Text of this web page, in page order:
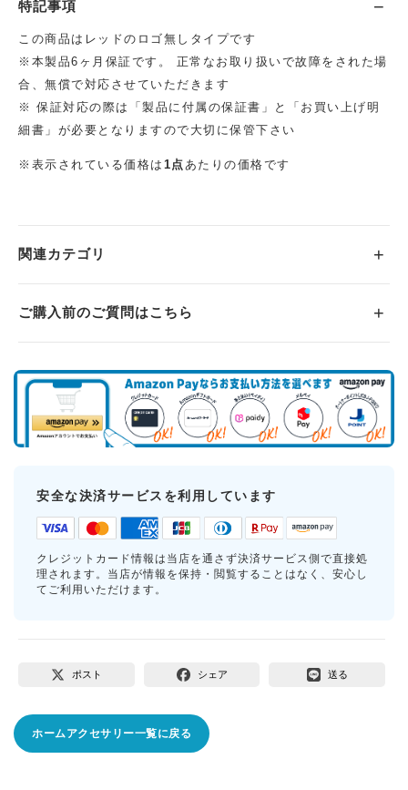
特記事項
この商品はレッドのロゴ無しタイプです
※本製品6ヶ月保証です。 正常なお取り扱いで故障をされた場
合、無償で対応させていただきます
※ 保証対応の際は「製品に付属の保証書」と「お買い上げ明
細書」が必要となりますので大切に保管下さい
※表示されている価格は 1点あたりの価格です
関連カテゴリ
ご購入前のご質問はこちら
安全な決済サービスを利用しています
クレジットカード情報は当店を通さず決済サービス側で直接処
理されます。当店が情報を保持・閲覧することはなく、安心し
てご利用いただけます。
ポスト シェア 送る
ホームアクセサリー一覧に戻る